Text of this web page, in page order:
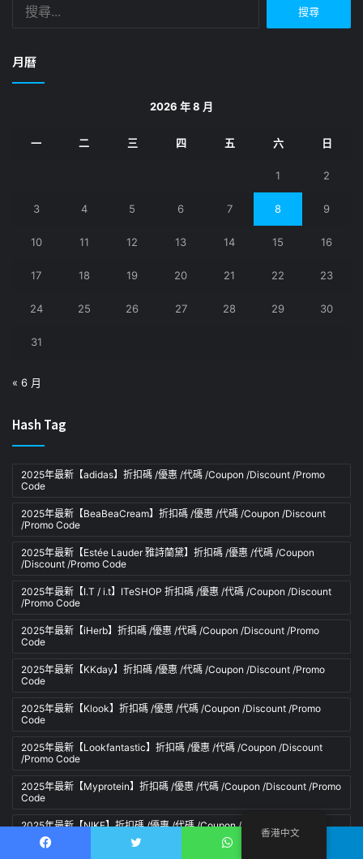
月曆
2026 年 8 月
一 二 三 四 五 六 日
1 2
3 4 5 6 7 8 9
10 11 12 13 14 15 16
17 18 19 20 21 22 23
24 25 26 27 28 29 30
31
« 6 月
Hash Tag
2025年最新【adidas】折扣碼 /優惠 /代碼 /Coupon /Discount /Promo
Code
2025年最新【BeaBeaCream】折扣碼 /優惠 /代碼 /Coupon /Discount
/Promo Code
2025年最新【Estée Lauder 雅詩蘭黛】折扣碼 /優惠 /代碼 /Coupon
/Discount /Promo Code
2025年最新【I.T / i.t】ITeSHOP 折扣碼 /優惠 /代碼 /Coupon /Discount
/Promo Code
2025年最新【iHerb】折扣碼 /優惠 /代碼 /Coupon /Discount /Promo
Code
2025年最新【KKday】折扣碼 /優惠 /代碼 /Coupon /Discount /Promo
Code
2025年最新【Klook】折扣碼 /優惠 /代碼 /Coupon /Discount /Promo
Code
2025年最新【Lookfantastic】折扣碼 /優惠 /代碼 /Coupon /Discount
/Promo Code
2025年最新【Myprotein】折扣碼 /優惠 /代碼 /Coupon /Discount /Promo
Code
2025年最新【NIKE】折扣碼 /優惠 /代碼 /Coupon /Discount /Promo
Code
香港中文